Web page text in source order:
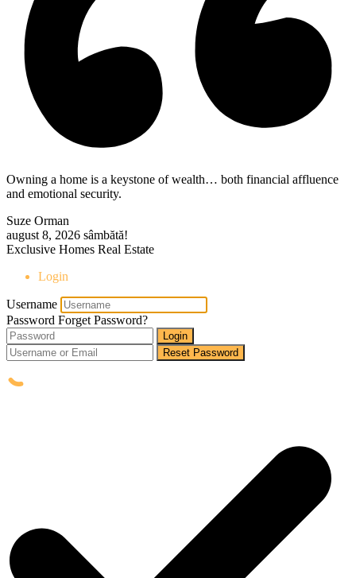
Owning a home is a keystone of wealth… both financial affluence
and emotional security.
Suze Orman
august 8, 2026 sâmbătă!
Exclusive Homes Real Estate
Login
Username
Password Forget Password?
Login
Reset Password